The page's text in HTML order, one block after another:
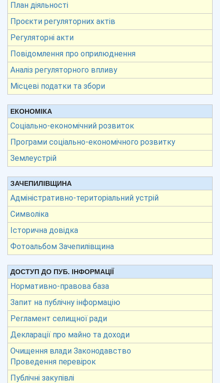
План діяльності
Проєкти регуляторних актів
Регуляторні акти
Повідомлення про оприлюднення
Аналіз регуляторного впливу
Місцеві податки та збори
ЕКОНОМІКА
Соціально-економічний розвиток
Програми соціально-економічного розвитку
Землеустрій
ЗАЧЕПИЛІВЩИНА
Адміністративно-територіальний устрій
Символіка
Історична довідка
Фотоальбом Зачепилівщина
ДОСТУП ДО ПУБ. ІНФОРМАЦІЇ
Нормативно-правова база
Запит на публічну інформацію
Регламент селищної ради
Декларації про майно та доходи
Очищення влади Законодавство
Проведення перевірок
Публічні закупівлі